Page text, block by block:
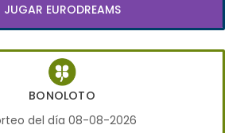
JUGAR EURODREAMS
BONOLOTO
del día 08-08-2026